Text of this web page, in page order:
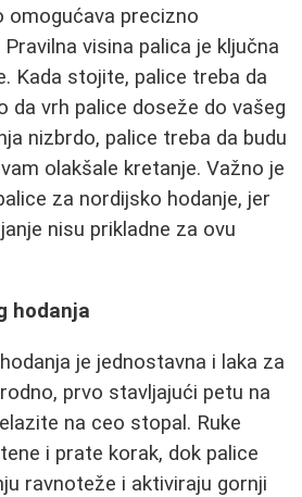
omogućava precizno
visina palica je ključna
Kada stojite, palice treba da
da vrh palice doseže do vašeg
nizbrdo, palice treba da budu
olakšale kretanje. Važno je
za nordijsko hodanje, jer
nisu prikladne za ovu
hodanja
je jednostavna i laka za
prvo stavljajući petu na
na ceo stopal. Ruke
i prate korak, dok palice
ravnoteže i aktiviraju gornji